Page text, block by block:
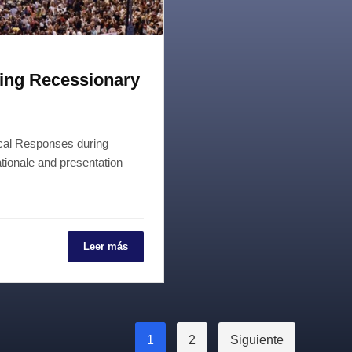
Recessionary
Responses during
and presentation
Leer más
1 2 Siguiente